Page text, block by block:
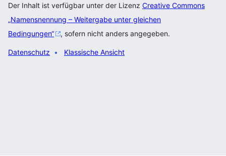
Der Inhalt ist verfügbar unter der Lizenz Creative Commons
„Namensnennung – Weitergabe unter gleichen
Bedingungen“
, sofern nicht anders angegeben.
Datenschutz Klassische Ansicht